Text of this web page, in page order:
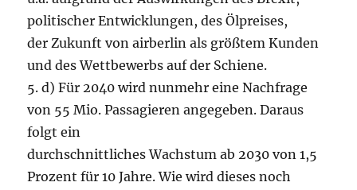
politischer Entwicklungen, des Ölpreises,
der Zukunft von airberlin als größtem Kunden
und des Wettbewerbs auf der Schiene.
5. d) Für 2040 wird nunmehr eine Nachfrage
von 55 Mio. Passagieren angegeben. Daraus
folgt ein
durchschnittliches Wachstum ab 2030 von 1,5
Prozent für 10 Jahre. Wie wird dieses noch